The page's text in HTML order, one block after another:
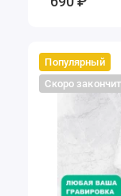
Популярный
Скоро